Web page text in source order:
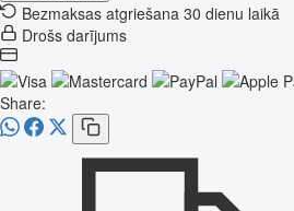
Bezmaksas atgriešana 30 dienu laikā
Drošs darījums
Share: